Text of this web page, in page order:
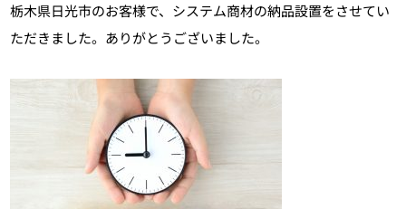
栃木県日光市のお客様で、システム商材の納品設置をさせてい
ただきました。ありがとうございました。